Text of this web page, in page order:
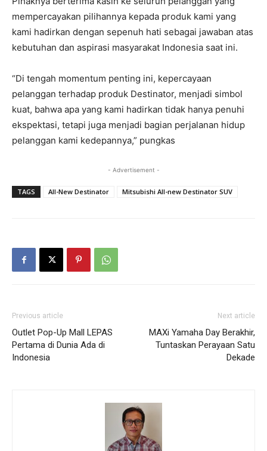
mempercayakan pilihannya kepada produk kami yang
kami hadirkan dengan sepenuh hati sebagai jawaban atas
kebutuhan dan aspirasi masyarakat Indonesia saat ini.
“Di tengah momentum penting ini, kepercayaan
pelanggan terhadap produk Destinator, menjadi simbol
kuat, bahwa apa yang kami hadirkan tidak hanya penuhi
ekspektasi, tetapi juga menjadi bagian perjalanan hidup
pelanggan kami kedepannya,” pungkas
- Advertisement -
TAGS All-New Destinator Mitsubishi All-new Destinator SUV
Previous article
Outlet Pop-Up Mall LEPAS
Pertama di Dunia Ada di
Indonesia
Next article
MAXi Yamaha Day Berakhir,
Tuntaskan Perayaan Satu
Dekade